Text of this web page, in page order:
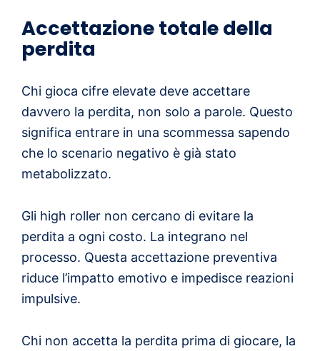
Accettazione totale della
perdita
Chi gioca cifre elevate deve accettare
davvero la perdita, non solo a parole. Questo
significa entrare in una scommessa sapendo
che lo scenario negativo è già stato
metabolizzato.
Gli high roller non cercano di evitare la
perdita a ogni costo. La integrano nel
processo. Questa accettazione preventiva
riduce l’impatto emotivo e impedisce reazioni
impulsive.
Chi non accetta la perdita prima di giocare, la